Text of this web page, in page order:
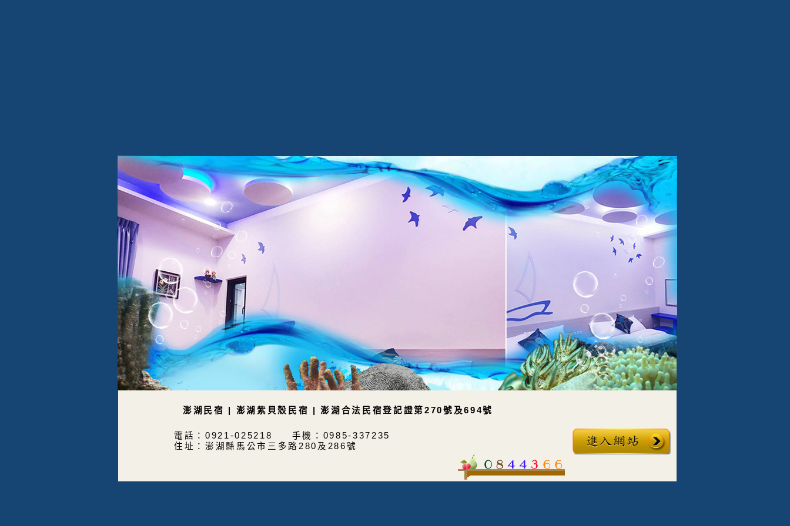
澎湖民宿 | 澎湖紫貝殼民宿 | 澎湖合法民宿登記證第270號及694號
電話：0921-025218 手機：0985-337235
住址：澎湖縣馬公市三多路280及286號